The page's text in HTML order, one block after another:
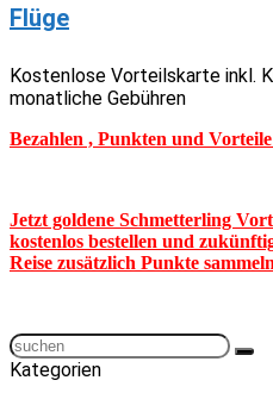
Flüge
Kostenlose Vorteilskarte inkl.
monatliche Gebühren
Bezahlen , Punkten und
Jetzt goldene Schmetterling
kostenlos bestellen und
Reise zusätzlich Punkte
Kategorien